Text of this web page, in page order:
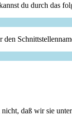
du durch das
daß wir sie